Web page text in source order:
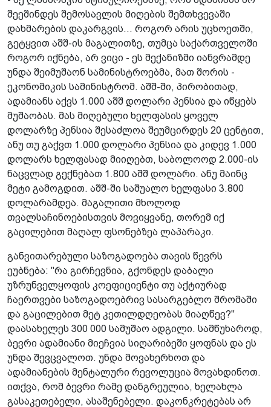
შეეშინდეს შემოსავლის მიღების შემთხვევაში
დახმარების დაკარგვის... როგორ არის უცხოეთში,
გეტყვით აშშ-ის მაგალითზე, თუმცა საქართველოში
როგორ იქნება, არ ვიცი - ეს მექანიზმი იანვრამდე
უნდა შეიმუშაონ სამინისტროებმა, მათ შორის -
ეკონომიკის სამინისტრომ. აშშ-ში, პირობითად,
ადამიანს აქვს 1.000 აშშ დოლარი პენსია და იწყებს
მუშაობას. მას მიღებული ხელფასის ყოველ
დოლარზე­ პენსია შესაძლოა შეუმცირდეს 20 ცენტით,
ანუ თუ გაქვთ 1.000 დოლარი პენსია და კიდევ 1.000
დოლარს ხელფასად მიიღებთ, საბოლოოდ 2.000-ის
ნაცვლად გექნებათ 1.800 აშშ დოლარი. ანუ მაინც
მეტი გამოგდით. აშშ-ში საშუალო ხელფასი 3.800
დოლარამდეა. მაგალითი მხოლოდ
თვალსაჩინოებისთვის მოვიყვანე, თორემ იქ
გაცილებით მაღალ ფსონებზეა ლაპარაკი.
განვითარებული საზოგადოება თავის წევრს
ეუბნება: "რა გირჩევნია, გქონდეს დაბალი
უზრუნველყოფის კოეფიციენტი თუ აქტიურად
ჩაერთვები საზოგადოებრივ სასარგებლო შრომაში
და გაცილებით მეტ კეთილდღეობას მიაღწევ?"
დაასახელეს 300 000 სამუშაო ადგილი. სამ­წუხაროდ,
ბევრი ადამიანი მიეჩვია სიღარიბეში ყოფნას და ეს
უნდა შევცვალოთ. უნდა მოვახერხოთ და
ადამიანების მენტალური რევოლუცია მოვახდინოთ.
ითქვა, რომ ბევრი რამე დანგრეულია, ხელახლა
გასაკეთებელი, ასაშენებელი. დაკონკრეტებას­ არ